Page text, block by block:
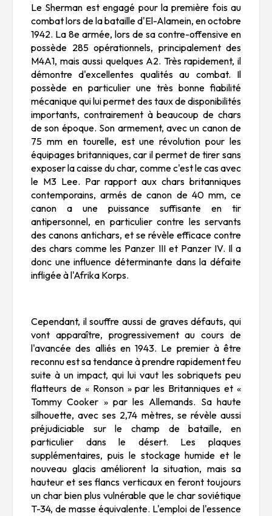
Le Sherman est engagé pour la première fois au
combat lors de la bataille d'El-Alamein, en octobre
1942. La 8e armée, lors de sa contre-offensive en
possède 285 opérationnels, principalement des
M4A1, mais aussi quelques A2. Très rapidement, il
démontre d'excellentes qualités au combat. Il
possède en particulier une très bonne fiabilité
mécanique qui lui permet des taux de disponibilités
importants, contrairement à beaucoup de chars
de son époque. Son armement, avec un canon de
75 mm en tourelle, est une révolution pour les
équipages britanniques, car il permet de tirer sans
exposer la caisse du char, comme c'est le cas avec
le M3 Lee. Par rapport aux chars britanniques
contemporains, armés de canon de 40 mm, ce
canon a une puissance suffisante en tir
antipersonnel, en particulier contre les servants
des canons antichars, et se révèle efficace contre
des chars comme les Panzer III et Panzer IV. Il a
donc une influence déterminante dans la défaite
infligée à l'Afrika Korps.
Cependant, il souffre aussi de graves défauts, qui
vont apparaître, progressivement au cours de
l'avancée des alliés en 1943. Le premier à être
reconnu est sa tendance à prendre rapidement feu
suite à un impact, qui lui vaut les sobriquets peu
flatteurs de « Ronson » par les Britanniques et «
Tommy Cooker » par les Allemands. Sa haute
silhouette, avec ses 2,74 mètres, se révèle aussi
préjudiciable sur le champ de bataille, en
particulier dans le désert. Les plaques
supplémentaires, puis le stockage humide et le
nouveau glacis améliorent la situation, mais sa
hauteur et ses flancs verticaux en feront toujours
un char bien plus vulnérable que le char soviétique
T-34, de masse équivalente. L'emploi de l'essence